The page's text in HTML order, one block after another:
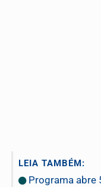
LEIA TAMBÉM:
Programa abre